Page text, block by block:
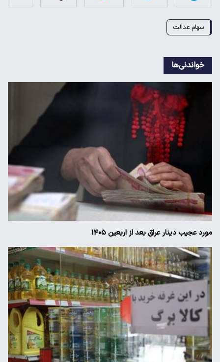
سهام عدالت
خواندنی‌ها
مورد عجیب دینار عراق بعد از اربعین ۱۴۰۵